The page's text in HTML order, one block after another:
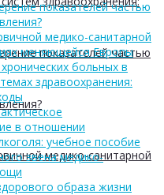
показателей частью
медико-санитарной
показателей частью
медико-санитарной
меняющейся Европы
больных в
здравоохранения:
в отношении
учебное пособие
звена медико-
образа жизни